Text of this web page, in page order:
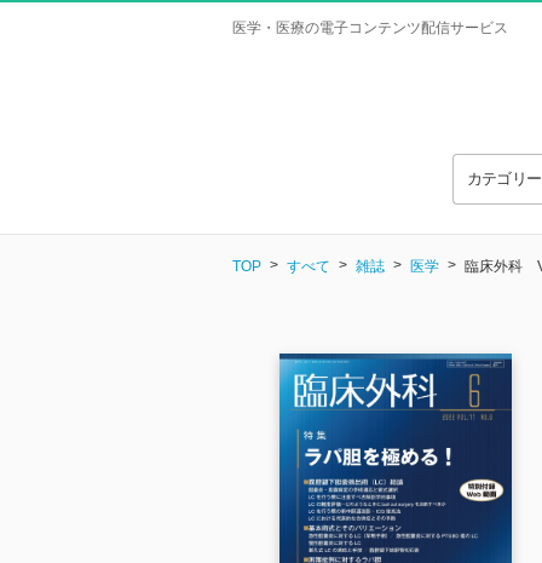
医学・医療の電子コンテンツ配信サービス
カテゴリ
TOP すべて 雑誌 医学 臨床外科